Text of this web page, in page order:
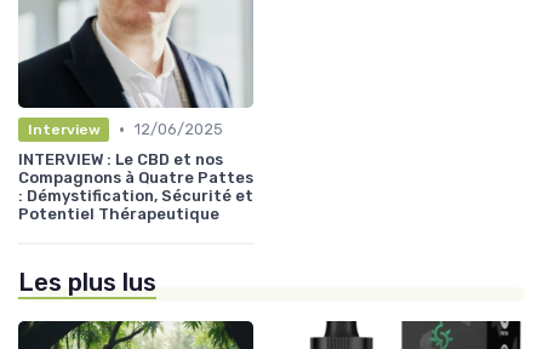
Interview • 12/06/2025
INTERVIEW : Le CBD et nos
Compagnons à Quatre Pattes
: Démystification, Sécurité et
Potentiel Thérapeutique
Les plus lus